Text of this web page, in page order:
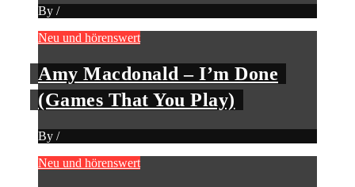
By /
Neu und hörenswert
Amy Macdonald – I’m Done
(Games That You Play)
By /
Neu und hörenswert